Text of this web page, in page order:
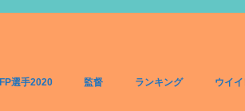
FP選手2020 監督 ランキング ウイ